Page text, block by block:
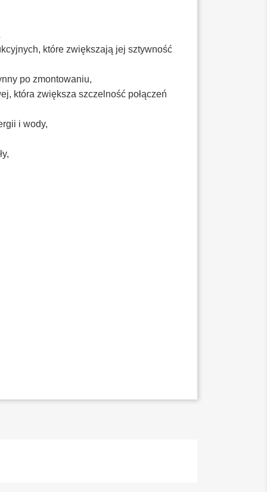
które zwiększają jej sztywność
po zmontowaniu,
która zwiększa szczelność połączeń
i wody,